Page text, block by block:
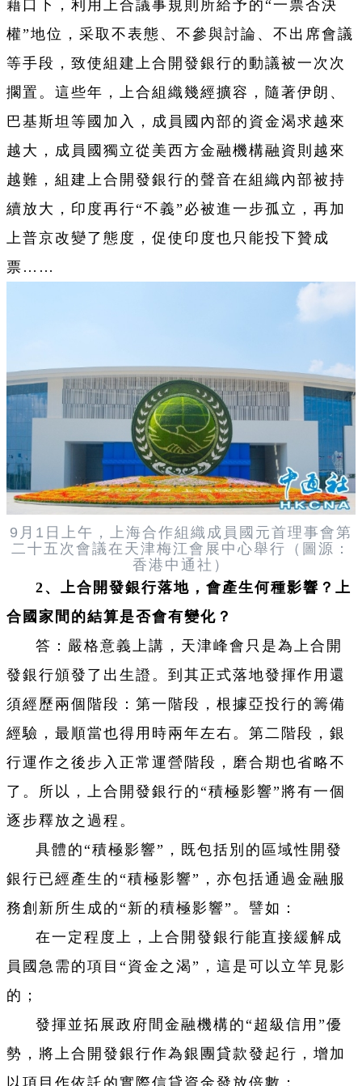
藉口下，利用上合議事規則所給予的“一票否決
權”地位，采取不表態、不參與討論、不出席會議
等手段，致使組建上合開發銀行的動議被一次次
擱置。這些年，上合組織幾經擴容，隨著伊朗、
巴基斯坦等國加入，成員國內部的資金渴求越來
越大，成員國獨立從美西方金融機構融資則越來
越難，組建上合開發銀行的聲音在組織內部被持
續放大，印度再行“不義”必被進一步孤立，再加
上普京改變了態度，促使印度也只能投下贊成
票……
9月1日上午，上海合作組織成員國元首理事會第
二十五次會議在天津梅江會展中心舉行（圖源：
香港中通社）
2、上合開發銀行落地，會產生何種影響？上
合國家間的結算是否會有變化？
答：嚴格意義上講，天津峰會只是為上合開
發銀行頒發了出生證。到其正式落地發揮作用還
須經歷兩個階段：第一階段，根據亞投行的籌備
經驗，最順當也得用時兩年左右。第二階段，銀
行運作之後步入正常運營階段，磨合期也省略不
了。所以，上合開發銀行的“積極影響”將有一個
逐步釋放之過程。
具體的“積極影響”，既包括別的區域性開發
銀行已經產生的“積極影響”，亦包括通過金融服
務創新所生成的“新的積極影響”。譬如：
在一定程度上，上合開發銀行能直接緩解成
員國急需的項目“資金之渴”，這是可以立竿見影
的；
發揮並拓展政府間金融機構的“超級信用”優
勢，將上合開發銀行作為銀團貸款發起行，增加